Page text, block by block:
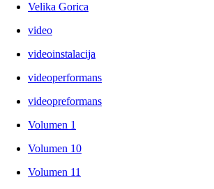
Velika Gorica
video
videoinstalacija
videoperformans
videopreformans
Volumen 1
Volumen 10
Volumen 11